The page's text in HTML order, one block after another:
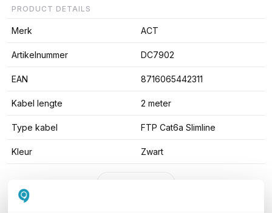
PRODUCT DETAILS
Merk ACT
Artikelnummer DC7902
EAN 8716065442311
Kabel lengte 2 meter
Type kabel FTP Cat6a Slimline
Kleur Zwart